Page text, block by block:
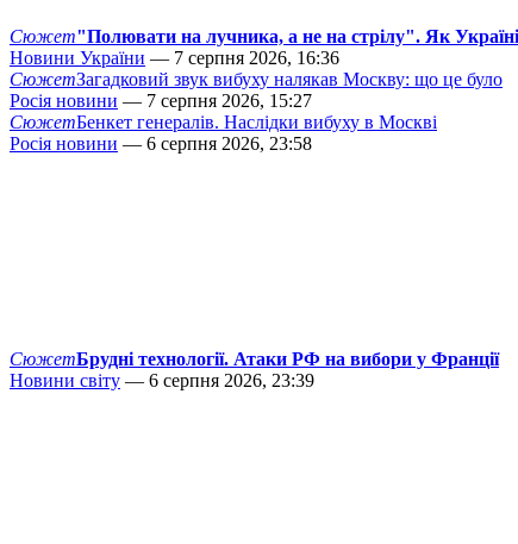
Сюжет"Полювати на лучника, а не на стрілу". Як
Новини України — 7 серпня 2026, 16:36
СюжетЗагадковий звук вибуху налякав Москву: що це було
Росія новини — 7 серпня 2026, 15:27
СюжетБенкет генералів. Наслідки вибуху в Москві
Росія новини — 6 серпня 2026, 23:58
СюжетБрудні технології. Атаки РФ на вибори у Франції
Новини світу — 6 серпня 2026, 23:39